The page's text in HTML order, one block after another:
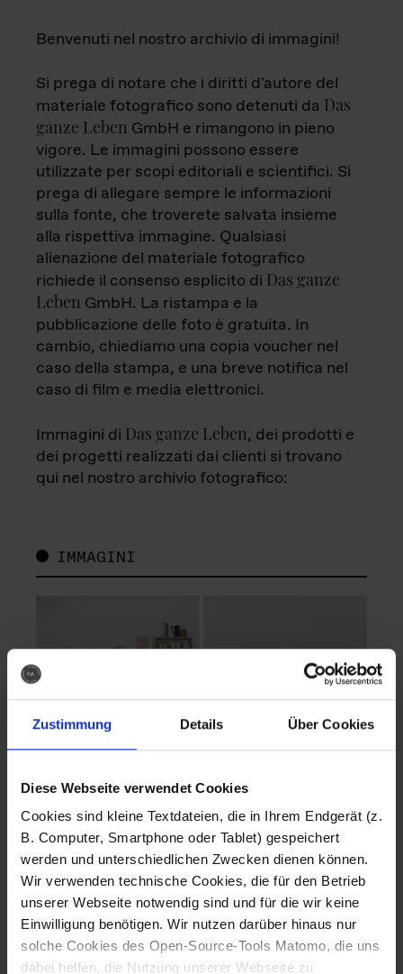
Zustimmung Details Über Cookies
Diese Webseite verwendet Cookies
Cookies sind kleine Textdateien, die in Ihrem Endgerät (z.
B. Computer, Smartphone oder Tablet) gespeichert
werden und unterschiedlichen Zwecken dienen können.
Wir verwenden technische Cookies, die für den Betrieb
unserer Webseite notwendig sind und für die wir keine
Einwilligung benötigen. Wir nutzen darüber hinaus nur
solche Cookies des Open-Source-Tools Matomo, die uns
dabei helfen, die Nutzung unserer Webseite zu
Benvenuti nel nostro archivio di immagini!
Si prega di notare che i diritti d'autore del
materiale fotografico sono detenuti da Das
ganze Leben GmbH e rimangono in pieno
vigore. Le immagini possono essere
utilizzate per scopi editoriali e scientifici. Si
prega di allegare sempre le informazioni
sulla fonte, che troverete salvata insieme
alla rispettiva immagine. Qualsiasi
alienazione del materiale fotografico
richiede il consenso esplicito di Das ganze
Leben GmbH. La ristampa e la
pubblicazione delle foto è gratuita. In
cambio, chiediamo una copia voucher nel
caso della stampa, e una breve notifica nel
caso di film e media elettronici.
Immagini di Das ganze Leben, dei prodotti e
dei progetti realizzati dai clienti si trovano
qui nel nostro archivio fotografico:
IMMAGINI
Fotografo: Lorenz
Sternbach
Download
Fotografo: Lorenz
Sternbach
Download